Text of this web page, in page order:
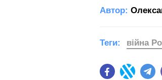
Автор:
FacebookTwitter
Теги: війна